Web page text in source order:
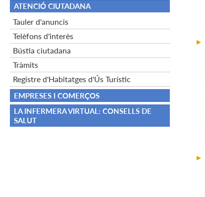
ATENCIÓ CIUTADANA
Tauler d'anuncis
Telèfons d'interès
Bústia ciutadana
Tràmits
Registre d'Habitatges d'Ús Turístic
EMPRESES I COMERÇOS
LA INFERMERA VIRTUAL: CONSELLS DE
SALUT